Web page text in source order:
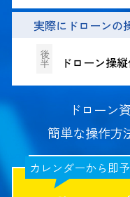
実際にドローンの
後
半 ドローン操
ドローン
簡単な操作方
カレンダーから即